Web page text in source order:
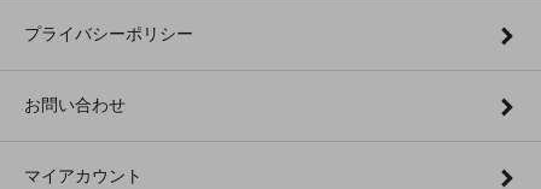
プライバシーポリシー
お問い合わせ
マイアカウント